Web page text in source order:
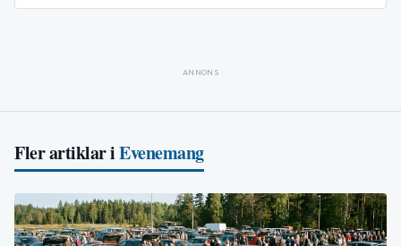
ANNONS
Fler artiklar iEvenemang